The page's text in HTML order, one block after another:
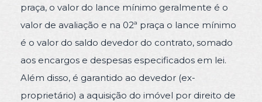
praça, o valor do lance mínimo geralmente é o
valor de avaliação e na 02ª praça o lance mínimo
é o valor do saldo devedor do contrato, somado
aos encargos e despesas especificados em lei.
Além disso, é garantido ao devedor (ex-
proprietário) a aquisição do imóvel por direito de